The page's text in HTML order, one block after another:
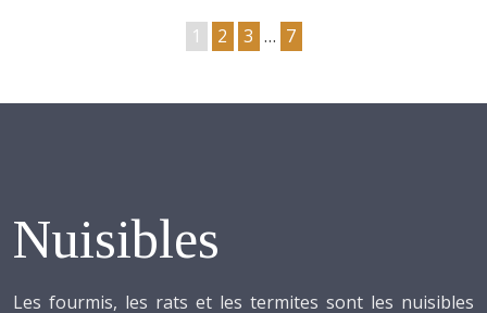
1 2 3 … 7
Nuisibles
Les fourmis, les rats et les termites sont les nuisibles